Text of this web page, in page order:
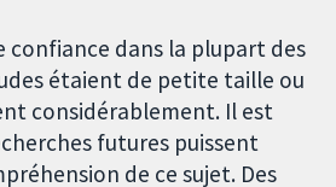
confiance dans la plupart des
étaient de petite taille ou
considérablement. Il est
futures puissent
de ce sujet. Des